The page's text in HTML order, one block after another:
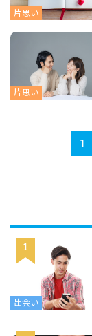
片思い
片思い
1
出会い